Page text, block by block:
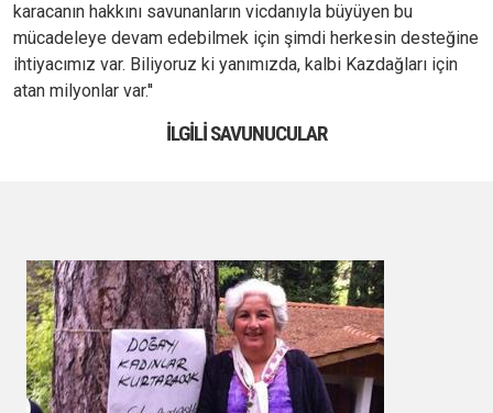
karacanın hakkını savunanların vicdanıyla büyüyen bu
mücadeleye devam edebilmek için şimdi herkesin desteğine
ihtiyacımız var. Biliyoruz ki yanımızda, kalbi Kazdağları için
atan milyonlar var.''
İLGILI SAVUNUCULAR